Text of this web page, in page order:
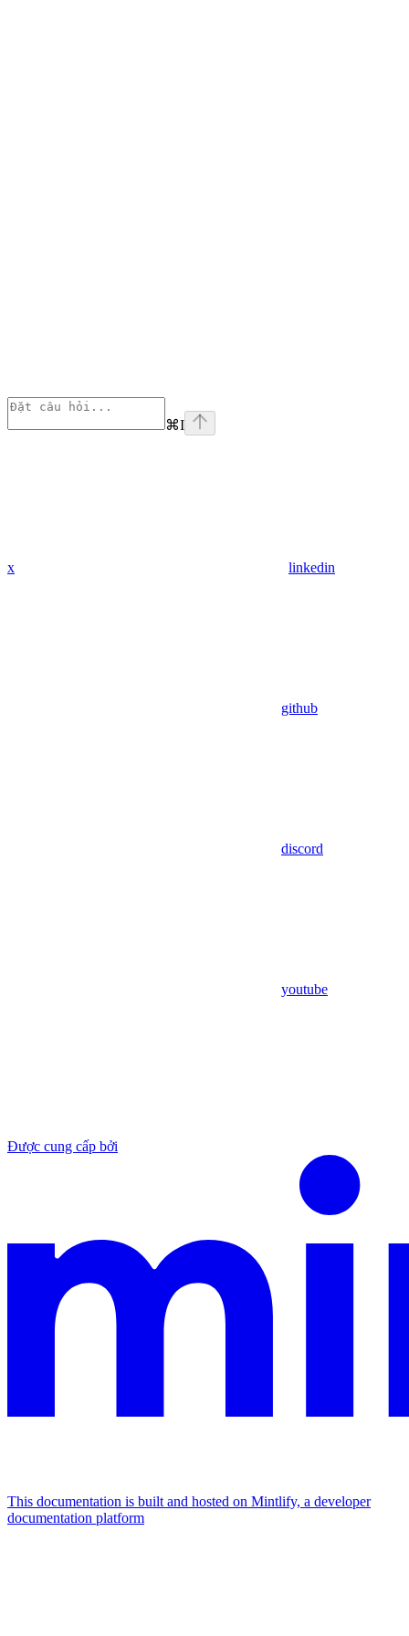
⌘I
x linkedin
github
discord
youtube
Được cung cấp bởi
This documentation is built and hosted on Mintlify, a developer
documentation platform